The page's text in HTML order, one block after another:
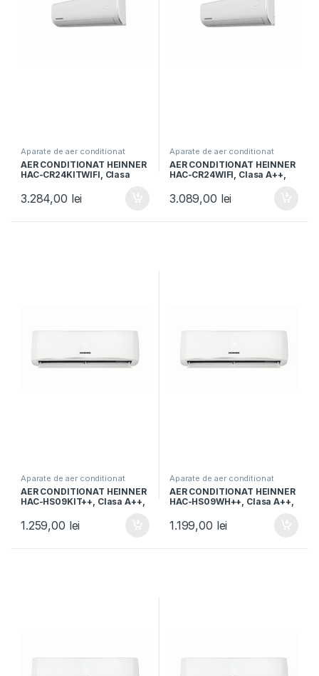
Aparate de aer conditionat
AER CONDITIONAT HEINNER
HAC-CR24KITWIFI, Clasa
WIFI, Kit instalare inclus,
Functie Follow me, Alb
3.284,00 lei
Aparate de aer conditionat
AER CONDITIONAT HEINNER
HAC-CR24WIFI, Clasa A++,
Control Wi-Fi, Functie
incalzire, Follow me, Functie
3.089,00 lei
Aparate de aer conditionat
AER CONDITIONAT HEINNER
HAC-HS09KIT++, Clasa A++,
iFeel, Functie Quiet, Timer,
Alb
1.259,00 lei
Aparate de aer conditionat
AER CONDITIONAT HEINNER
HAC-HS09WH++, Clasa A++,
1.199,00 lei